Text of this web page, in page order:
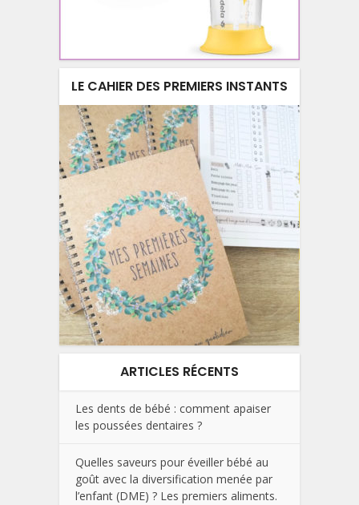
LE CAHIER DES PREMIERS INSTANTS
ARTICLES RÉCENTS
Les dents de bébé : comment apaiser
les poussées dentaires ?
Quelles saveurs pour éveiller bébé au
goût avec la diversification menée par
l’enfant (DME) ? Les premiers aliments.